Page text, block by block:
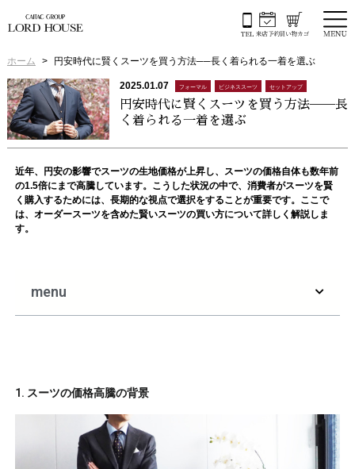
ホーム 円安時代に賢くスーツを買う方法──長く着られる一着を選ぶ
2025.01.07 フォーマル ビジネススーツ セットアップ
円安時代に賢くスーツを買う方法──長
く着られる一着を選ぶ
近年、円安の影響でスーツの生地価格が上昇し、スーツの価格自体も数年前
の1.5倍にまで高騰しています。こうした状況の中で、消費者がスーツを賢
く購入するためには、長期的な視点で選択をすることが重要です。ここで
は、オーダースーツを含めた賢いスーツの買い方について詳しく解説しま
す。
menu
1. スーツの価格高騰の背景